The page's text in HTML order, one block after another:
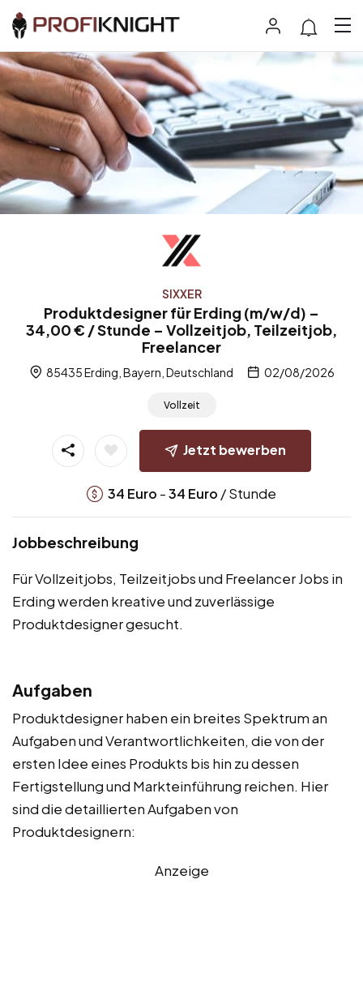
SIXXER
Produktdesigner für Erding (m/w/d) –
34,00 € / Stunde – Vollzeitjob, Teilzeitjob,
Freelancer
85435 Erding, Bayern, Deutschland 02/08/2026
Vollzeit
Jetzt bewerben
34 Euro -34 Euro / Stunde
Jobbeschreibung
Für Vollzeitjobs, Teilzeitjobs und Freelancer Jobs in
Erding werden kreative und zuverlässige
Produktdesigner gesucht.
Aufgaben
Produktdesigner haben ein breites Spektrum an
Aufgaben und Verantwortlichkeiten, die von der
ersten Idee eines Produkts bis hin zu dessen
Fertigstellung und Markteinführung reichen. Hier
sind die detaillierten Aufgaben von
Produktdesignern:
Anzeige